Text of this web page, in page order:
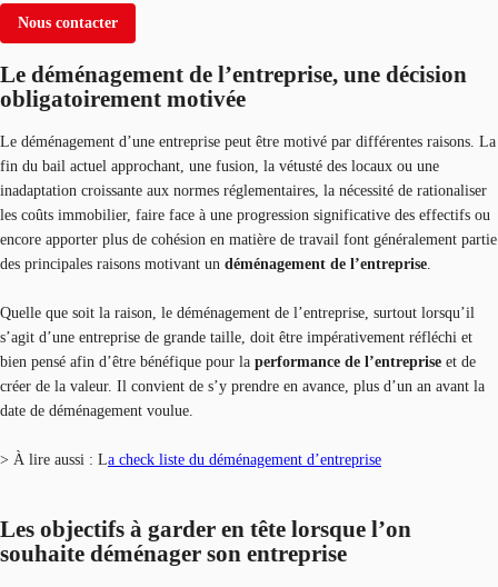
Nous contacter
Le déménagement de l’entreprise, une décision
obligatoirement motivée
Le déménagement d’une entreprise peut être motivé par différentes raisons. La
fin du bail actuel approchant, une fusion, la vétusté des locaux ou une
inadaptation croissante aux normes réglementaires, la nécessité de rationaliser
les coûts immobilier, faire face à une progression significative des effectifs ou
encore apporter plus de cohésion en matière de travail font généralement partie
des principales raisons motivant un déménagement de l’entreprise.
Quelle que soit la raison, le déménagement de l’entreprise, surtout lorsqu’il
s’agit d’une entreprise de grande taille, doit être impérativement réfléchi et
bien pensé afin d’être bénéfique pour la performance de l’entreprise et de
créer de la valeur. Il convient de s’y prendre en avance, plus d’un an avant la
date de déménagement voulue.
> À lire aussi : La check liste du déménagement d’entreprise
Les objectifs à garder en tête lorsque l’on
souhaite déménager son entreprise